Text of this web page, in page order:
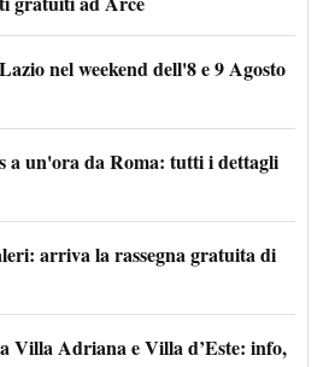
nel weekend dell'8 e 9 Agosto
a un'ora da Roma: tutti i dettagli
arriva la rassegna gratuita di
Villa Adriana e Villa d’Este: info,